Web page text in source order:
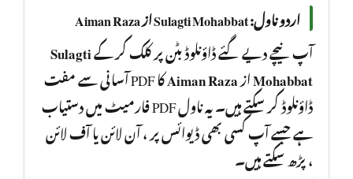
اردو ناول: Sulagti Mohabbat از Aiman Raza
آپ نیچے دیے گئے ڈاؤنلوڈ بٹن پر کلک کر کےSulagti
MohabbatازAiman Raza
کا PDF آسانی سے مفت
ڈاؤنلوڈ کر سکتے ہیں۔ یہ ناول PDF فارمیٹ میں دستیاب
ہے جسے آپ کسی بھی ڈیوائس پر ، آن لائن یا آف لائن
، پڑھ سکتے ہیں۔